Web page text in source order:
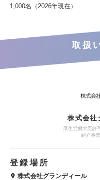
1,000名（2026年現在）
取扱
株式会社
厚生労働大臣許
紹介事
登録場所
株式会社グランディール